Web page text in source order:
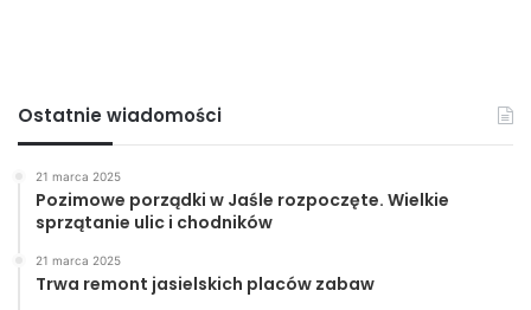
Ostatnie wiadomości
21 marca 2025
Pozimowe porządki w Jaśle rozpoczęte. Wielkie
sprzątanie ulic i chodników
21 marca 2025
Trwa remont jasielskich placów zabaw